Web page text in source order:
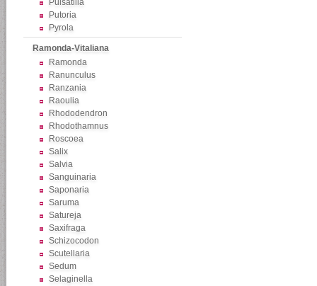
Pulsatilla
Putoria
Pyrola
Ramonda-Vitaliana
Ramonda
Ranunculus
Ranzania
Raoulia
Rhododendron
Rhodothamnus
Roscoea
Salix
Salvia
Sanguinaria
Saponaria
Saruma
Satureja
Saxifraga
Schizocodon
Scutellaria
Sedum
Selaginella